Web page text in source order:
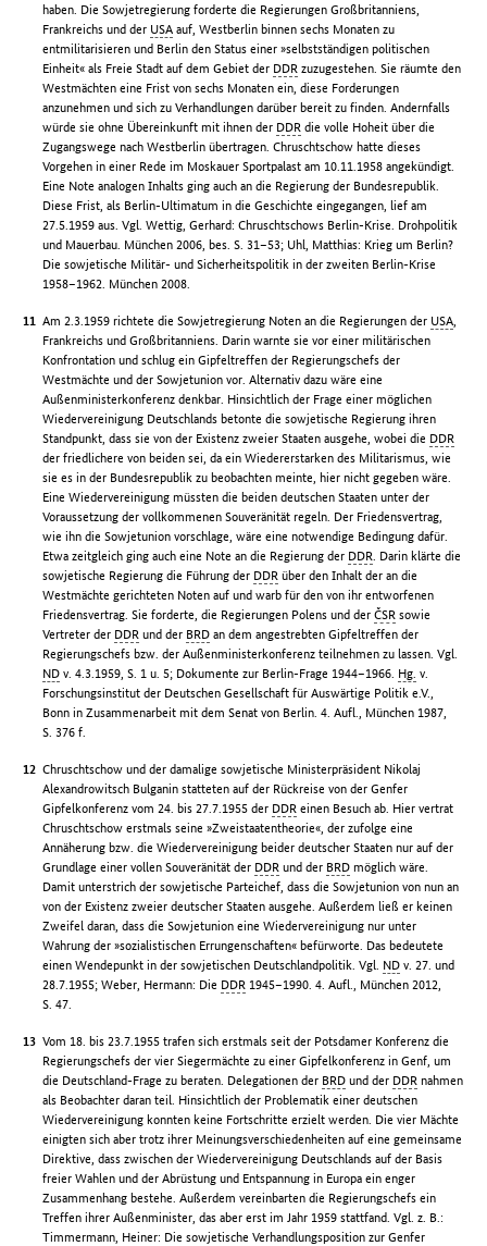
haben. Die Sowjetregierung forderte die Regierungen Großbritanniens,
Frankreichs und der USA auf, Westberlin binnen sechs Monaten zu
entmilitarisieren und Berlin den Status einer »selbstständigen politischen
Einheit« als Freie Stadt auf dem Gebiet der DDR zuzugestehen. Sie räumte den
Westmächten eine Frist von sechs Monaten ein, diese Forderungen
anzunehmen und sich zu Verhandlungen darüber bereit zu finden. Andernfalls
würde sie ohne Übereinkunft mit ihnen der DDR die volle Hoheit über die
Zugangswege nach Westberlin übertragen. Chruschtschow hatte dieses
Vorgehen in einer Rede im Moskauer Sportpalast am 10.11.1958 angekündigt.
Eine Note analogen Inhalts ging auch an die Regierung der Bundesrepublik.
Diese Frist, als Berlin-Ultimatum in die Geschichte eingegangen, lief am
27.5.1959 aus. Vgl. Wettig, Gerhard: Chruschtschows Berlin-Krise. Drohpolitik
und Mauerbau. München 2006, bes. S. 31–53; Uhl, Matthias: Krieg um Berlin?
Die sowjetische Militär- und Sicherheitspolitik in der zweiten Berlin-Krise
1958–1962. München 2008.
Am 2.3.1959 richtete die Sowjetregierung Noten an die Regierungen der USA
Frankreichs und Großbritanniens. Darin warnte sie vor einer militärischen
Konfrontation und schlug ein Gipfeltreffen der Regierungschefs der
Westmächte und der Sowjetunion vor. Alternativ dazu wäre eine
Außenministerkonferenz denkbar. Hinsichtlich der Frage einer möglichen
Wiedervereinigung Deutschlands betonte die sowjetische Regierung ihren
Standpunkt, dass sie von der Existenz zweier Staaten ausgehe, wobei die DDR
der friedlichere von beiden sei, da ein Wiedererstarken des Militarismus, wie
sie es in der Bundesrepublik zu beobachten meinte, hier nicht gegeben wäre.
Eine Wiedervereinigung müssten die beiden deutschen Staaten unter der
Voraussetzung der vollkommenen Souveränität regeln. Der Friedensvertrag,
wie ihn die Sowjetunion vorschlage, wäre eine notwendige Bedingung dafür.
Etwa zeitgleich ging auch eine Note an die Regierung der DDR . Darin klärte die
sowjetische Regierung die Führung der DDR über den Inhalt der an die
Westmächte gerichteten Noten auf und warb für den von ihr entworfenen
Friedensvertrag. Sie forderte, die Regierungen Polens und derČSR sowie
Vertreter der DDR und der BRD an dem angestrebten Gipfeltreffen der
Regierungschefs bzw. der Außenministerkonferenz teilnehmen zu lassen. Vgl.
ND v. 4.3.1959, S. 1 u. 5; Dokumente zur Berlin-Frage 1944–1966. Hg. v.
Forschungsinstitut der Deutschen Gesellschaft für Auswärtige Politik e.V.,
Bonn in Zusammenarbeit mit dem Senat von Berlin. 4. Aufl., München 1987,
S. 376 f.
Chruschtschow und der damalige sowjetische Ministerpräsident Nikolaj
Alexandrowitsch Bulganin statteten auf der Rückreise von der Genfer
Gipfelkonferenz vom 24. bis 27.7.1955 der DDR einen Besuch ab. Hier vertrat
Chruschtschow erstmals seine »Zweistaatentheorie«, der zufolge eine
Annäherung bzw. die Wiedervereinigung beider deutscher Staaten nur auf der
Grundlage einer vollen Souveränität der DDR und der BRD möglich wäre.
Damit unterstrich der sowjetische Parteichef, dass die Sowjetunion von nun an
von der Existenz zweier deutscher Staaten ausgehe. Außerdem ließ er keinen
Zweifel daran, dass die Sowjetunion eine Wiedervereinigung nur unter
Wahrung der »sozialistischen Errungenschaften« befürworte. Das bedeutete
einen Wendepunkt in der sowjetischen Deutschlandpolitik. Vgl. ND v. 27. und
28.7.1955; Weber, Hermann: Die DDR 1945–1990. 4. Aufl., München 2012,
S. 47.
Vom 18. bis 23.7.1955 trafen sich erstmals seit der Potsdamer Konferenz die
Regierungschefs der vier Siegermächte zu einer Gipfelkonferenz in Genf, um
die Deutschland-Frage zu beraten. Delegationen der BRD und der DDR nahmen
als Beobachter daran teil. Hinsichtlich der Problematik einer deutschen
Wiedervereinigung konnten keine Fortschritte erzielt werden. Die vier Mächte
einigten sich aber trotz ihrer Meinungsverschiedenheiten auf eine gemeinsame
Direktive, dass zwischen der Wiedervereinigung Deutschlands auf der Basis
freier Wahlen und der Abrüstung und Entspannung in Europa ein enger
Zusammenhang bestehe. Außerdem vereinbarten die Regierungschefs ein
Treffen ihrer Außenminister, das aber erst im Jahr 1959 stattfand. Vgl. z. B.:
Timmermann, Heiner: Die sowjetische Verhandlungsposition zur Genfer